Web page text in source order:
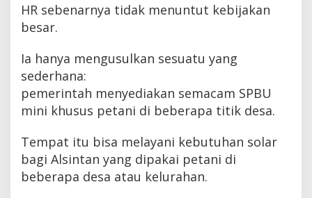
HR sebenarnya tidak menuntut kebijakan
besar.
Ia hanya mengusulkan sesuatu yang
sederhana:
pemerintah menyediakan semacam SPBU
mini khusus petani di beberapa titik desa.
Tempat itu bisa melayani kebutuhan solar
bagi Alsintan yang dipakai petani di
beberapa desa atau kelurahan.